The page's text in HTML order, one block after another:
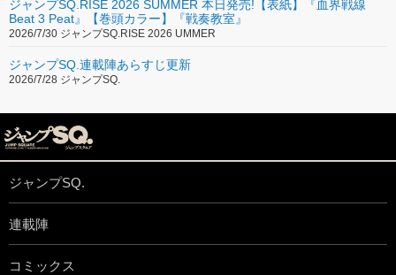
ジャンプSQ.RISE 2026 SUMMER 本日発売!【表紙】『血界戦線
Beat 3 Peat』【巻頭カラー】『戦奏教室』
2026/7/30 ジャンプSQ.RISE 2026 UMMER
ジャンプSQ.連載陣あらすじ更新
2026/7/28 ジャンプSQ.
ジャンプSQ.
連載陣
コミックス